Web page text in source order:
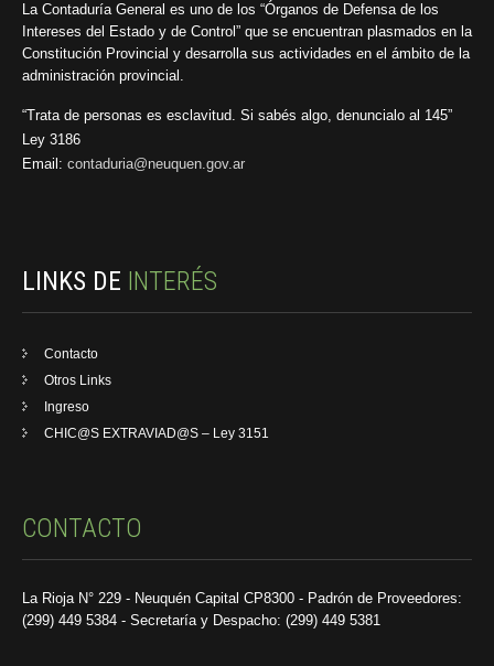
La Contaduría General es uno de los “Órganos de Defensa de los
Intereses del Estado y de Control” que se encuentran plasmados en la
Constitución Provincial y desarrolla sus actividades en el ámbito de la
administración provincial.
“Trata de personas es esclavitud. Si sabés algo, denuncialo al 145”
Ley 3186
Email: contaduria@neuquen.gov.ar
LINKS DE INTERÉS
Contacto
Otros Links
Ingreso
CHIC@S EXTRAVIAD@S – Ley 3151
CONTACTO
La Rioja N° 229 - Neuquén Capital CP8300 - Padrón de Proveedores:
(299) 449 5384 - Secretaría y Despacho: (299) 449 5381